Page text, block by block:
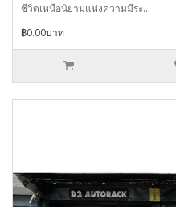
ชีวิตเหนือนิยามแห่งความมีระ..
฿0.00บาท